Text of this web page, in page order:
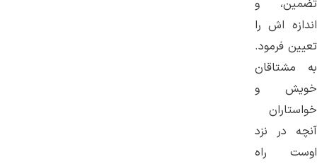
تضمين، و
اندازه اش را
تعيين فرمود.
به مشتاقان
خويش و
خواستاران
آنچه در نزد
اوست راه